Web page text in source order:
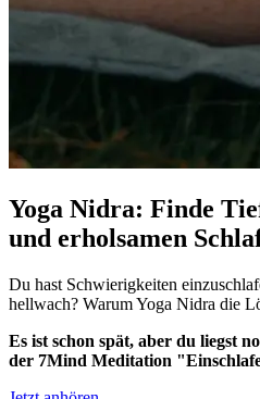
Yoga Nidra: Finde
und erholsamen
Du hast Schwierigkeiten
hellwach? Warum Yoga Nidra die
Es ist schon spät, aber du liegst
der 7Mind Meditation